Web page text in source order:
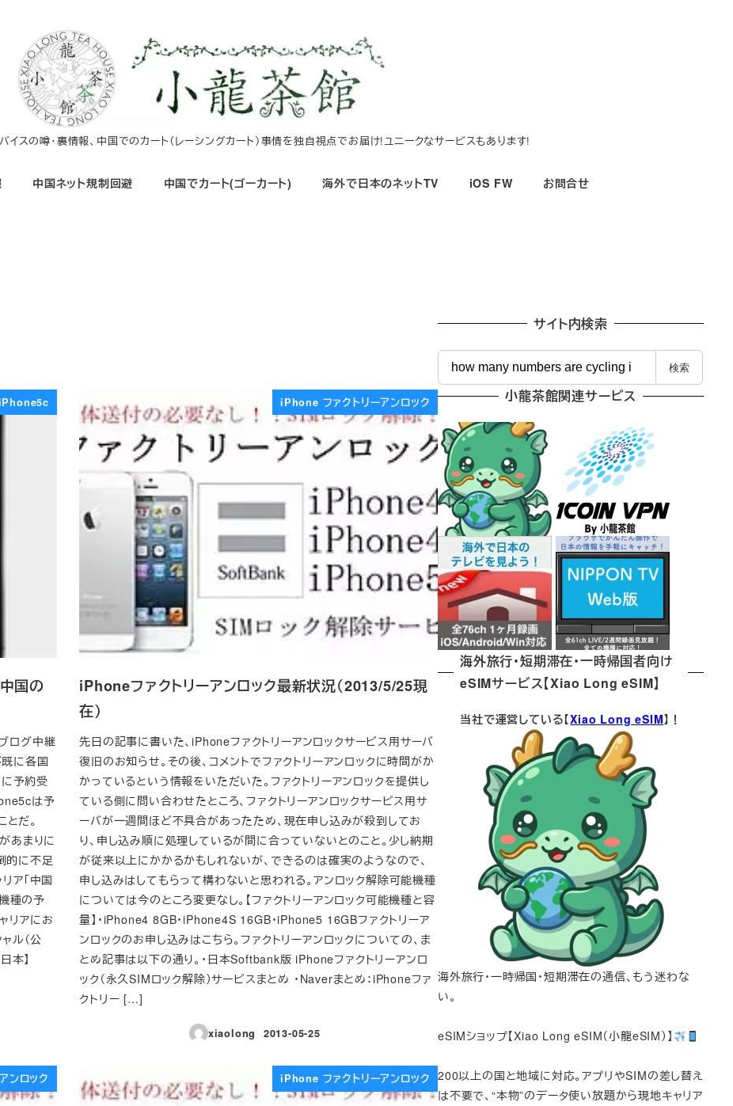
スの噂・裏情報、中国でのカート（レーシングカート）事情を独自視点でお届け!ユニークなサービスもあります!
中国ネット規制回避 中国でカート(ゴーカート) 海外で日本のネットTV iOS FW お問合せ
国の
ログ中継
に各国
予約受
は予
だ。
あまりに
的に不足
ア「中国
種の予
リアにお
ル（公
本】
iPhone ファクトリーアンロック
iPhoneファクトリーアンロック最新状況（2013/5/25現
在）
先日の記事に書いた、iPhoneファクトリーアンロックサービス用サーバ
復旧のお知らせ。その後、コメントでファクトリーアンロックに時間がか
かっているという情報をいただいた。ファクトリーアンロックを提供し
ている側に問い合わせたところ、ファクトリーアンロックサービス用サ
ーバが一週間ほど不具合があったため、現在申し込みが殺到してお
り、申し込み順に処理しているが間に合っていないとのこと。少し納期
が従来以上にかかるかもしれないが、できるのは確実のようなので、
申し込みはしてもらって構わないと思われる。アンロック解除可能機種
については今のところ変更なし。【ファクトリーアンロック可能機種と容
量】・iPhone4 8GB・iPhone4S 16GB・iPhone5 16GBファクトリーア
ンロックのお申し込みはこちら。ファクトリーアンロックについての、ま
とめ記事は以下の通り。・日本Softbank版 iPhoneファクトリーアンロ
ック（永久SIMロック解除）サービスまとめ ・Naverまとめ：iPhoneファ
クトリー […]
xiaolong
投稿日
2013-05-25
ンロック iPhone ファクトリーアンロック
サイト内検索
索
検索
小龍茶館関連サービス
海外旅行・短期滞在・一時帰国者向け
eSIMサービス【Xiao Long eSIM】
当社で運営している【Xiao Long eSIM】！
海外旅行・一時帰国・短期滞在の通信、もう迷わな
い。
eSIMショップ【Xiao Long eSIM（小龍eSIM）】
200以上の国と地域に対応。アプリやSIMの差し替え
は不要で、“本物”のデータ使い放題から現地キャリア